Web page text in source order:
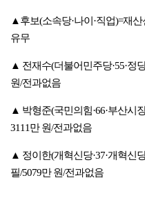
▲후보(소속당·나이·직업)=재
유무
▲ 전재수(더불어민주당·55·정
원/전과없음
▲ 박형준(국민의힘·66·부산시
3111만 원/전과없음
▲ 정이한(개혁신당·37·개혁신
필/5079만 원/전과없음